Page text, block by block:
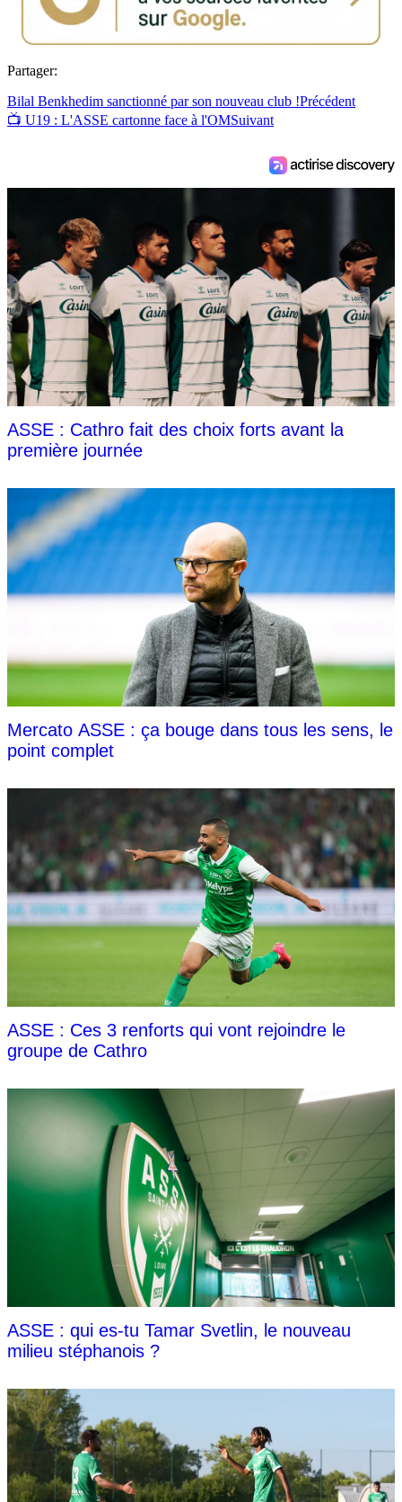
Partager:
Bilal Benkhedim sanctionné par son nouveau club !Précédent
📺 U19 : L'ASSE cartonne face à l'OMSuivant
ASSE : Cathro fait des choix forts avant la
première journée
Mercato ASSE : ça bouge dans tous les sens, le
point complet
ASSE : Ces 3 renforts qui vont rejoindre le
groupe de Cathro
ASSE : qui es-tu Tamar Svetlin, le nouveau
milieu stéphanois ?